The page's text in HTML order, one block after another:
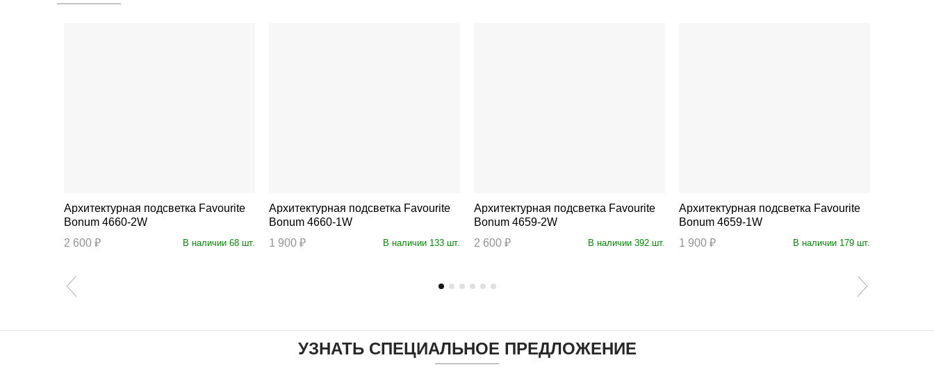
Архитектурная подсветка Favourite
Bonum 4660-2W
2 600 ₽
В наличии 68 шт.
Архитектурная подсветка Favourite
Bonum 4660-1W
1 900 ₽
В наличии 133 шт.
Архитектурная подсветка Favourite
Bonum 4659-2W
2 600 ₽
В наличии 392 шт.
Архитектурная подсветка Favourite
Bonum 4659-1W
1 900 ₽
В наличии 179 шт.
УЗНАТЬ СПЕЦИАЛЬНОЕ ПРЕДЛОЖЕНИЕ